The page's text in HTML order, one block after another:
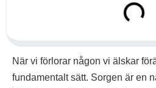
När vi förlorar någon vi älskar
fundamentalt sätt. Sorgen är en